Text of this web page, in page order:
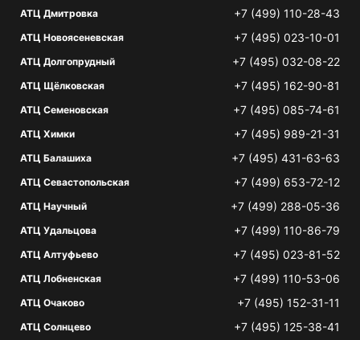
АТЦ Дмитровка +7 (499) 110-28-43
АТЦ Новоясеневская +7 (495) 023-10-01
АТЦ Долгопрудный +7 (495) 032-08-22
АТЦ Щёлковская +7 (495) 162-90-81
АТЦ Семеновская +7 (495) 085-74-61
АТЦ Химки +7 (495) 989-21-31
АТЦ Балашиха +7 (495) 431-63-63
АТЦ Севастопольская +7 (499) 653-72-12
АТЦ Научный +7 (499) 288-05-36
АТЦ Удальцова +7 (499) 110-86-79
АТЦ Алтуфьево +7 (495) 023-81-52
АТЦ Лобненская +7 (499) 110-53-06
АТЦ Очаково +7 (495) 152-31-11
АТЦ Солнцево +7 (495) 125-38-41